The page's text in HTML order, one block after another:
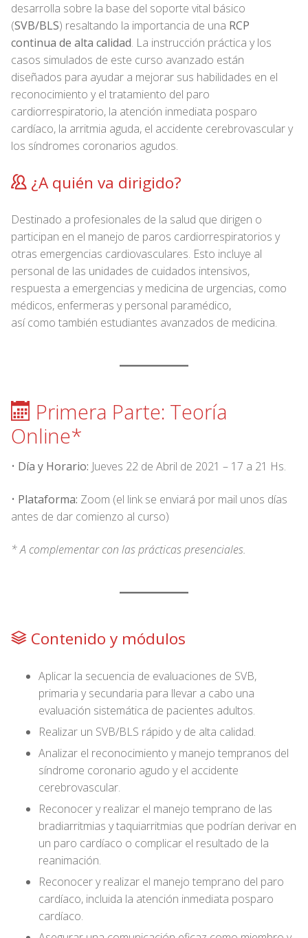
desarrolla sobre la base del soporte vital básico
(SVB/BLS) resaltando la importancia de una RCP
continua de alta calidad. La instrucción práctica y los
casos simulados de este curso avanzado están
diseñados para ayudar a mejorar sus habilidades en el
reconocimiento y el tratamiento del paro
cardiorrespiratorio, la atención inmediata posparo
cardíaco, la arritmia aguda, el accidente cerebrovascular y
los síndromes coronarios agudos.
¿A quién va dirigido?
Destinado a profesionales de la salud que dirigen o
participan en el manejo de paros cardiorrespiratorios y
otras emergencias cardiovasculares. Esto incluye al
personal de las unidades de cuidados intensivos,
respuesta a emergencias y medicina de urgencias, como
médicos, enfermeras y personal paramédico,
así como también estudiantes avanzados de medicina.
Primera Parte: Teoría
Online*
• Día y Horario: Jueves 22 de Abril de 2021 – 17 a 21 Hs.
• Plataforma: Zoom (el link se enviará por mail unos días
antes de dar comienzo al curso)
* A complementar con las prácticas presenciales.
Contenido y módulos
Aplicar la secuencia de evaluaciones de SVB,
primaria y secundaria para llevar a cabo una
evaluación sistemática de pacientes adultos.
Realizar un SVB/BLS rápido y de alta calidad.
Analizar el reconocimiento y manejo tempranos del
síndrome coronario agudo y el accidente
cerebrovascular.
Reconocer y realizar el manejo temprano de las
bradiarritmias y taquiarritmias que podrían derivar en
un paro cardíaco o complicar el resultado de la
reanimación.
Reconocer y realizar el manejo temprano del paro
cardíaco, incluida la atención inmediata posparo
cardíaco.